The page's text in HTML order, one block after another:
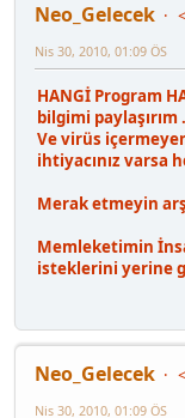
Neo_Gelecek
Nis 30, 2010, 01:09 ÖS
HANGİ Program
bilgimi paylaşırım
Ve virüs
ihtiyacınız varsa
Merak etmeyin
Memleketimin
isteklerini yerine
Neo_Gelecek
Nis 30, 2010, 01:09 ÖS